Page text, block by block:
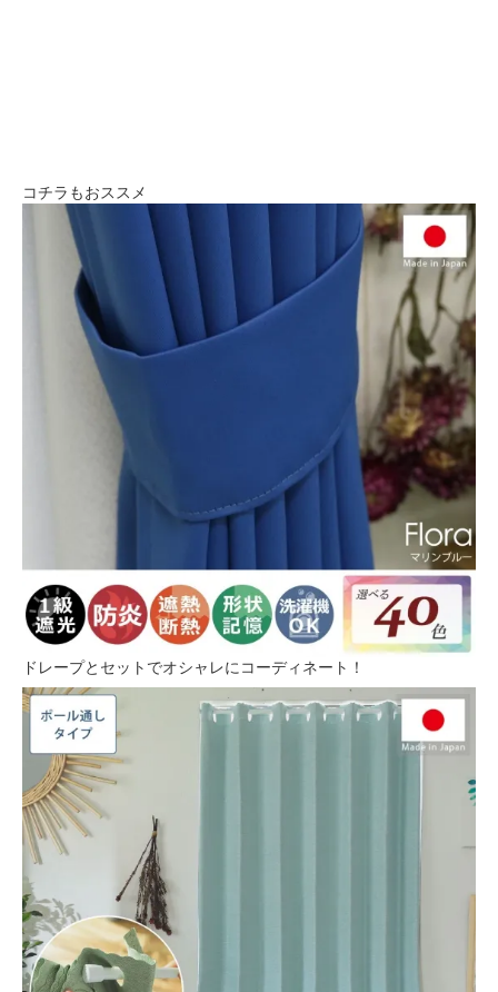
コチラもおススメ
ドレープとセットでオシャレにコーディネート！